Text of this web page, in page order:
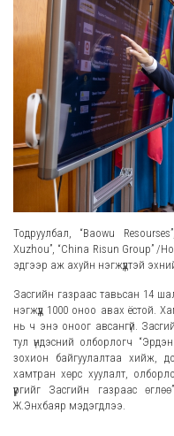
Тодруулбал, “Baowu
Xuzhou”, “China Risun Group” /
эдгээр аж ахуйн нэгжүүдтэй
Засгийн газраас тавьсан 14
нэгжүүд 1000 оноо авах ёстой.
нь ч энэ оноог авсангүй.
тул үндэсний олборлогч
зохион байгуулалтаа хийж,
хамтран хөрс хуулалт,
үүргийг Засгийн газраас
Ж.Энхбаяр мэдэгдлээ.